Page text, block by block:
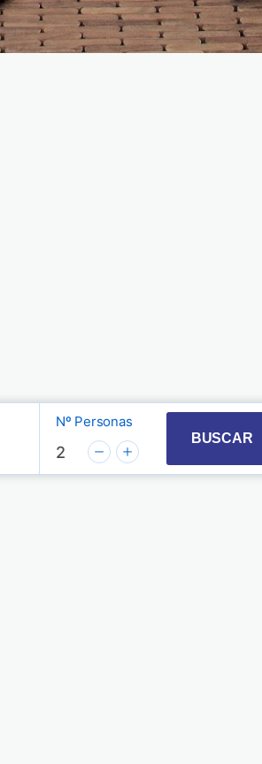
interact with the calendar and
key to interact with the
Nº Personas
2
BUSCAR